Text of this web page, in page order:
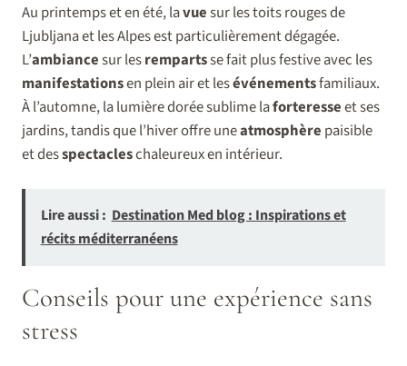
Au printemps et en été, lavuesur les toits rouges de
Ljubljana et les Alpes est particulièrement dégagée.
L’ambiancesur lesrempartsse fait plus festive avec les
manifestationsen plein air et lesévénementsfamiliaux.
À l’automne, la lumière dorée sublime laforteresseet ses
jardins, tandis que l’hiver offre uneatmosphère paisible
et desspectacleschaleureux en intérieur.
Lire aussi : Destination Med blog : Inspirations et
récits méditerranéens
Conseils pour une expérience sans
stress